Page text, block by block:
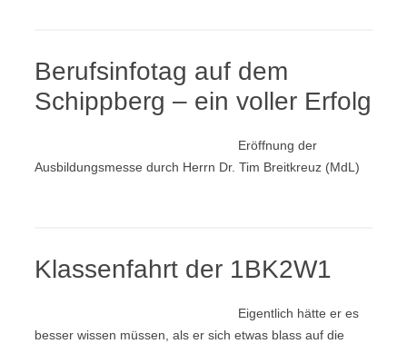
Berufsinfotag auf dem
Schippberg – ein voller Erfolg
Eröffnung der
Ausbildungsmesse durch Herrn Dr. Tim Breitkreuz (MdL)
Klassenfahrt der 1BK2W1
Eigentlich hätte er es
besser wissen müssen, als er sich etwas blass auf die